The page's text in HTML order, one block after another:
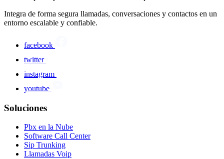
Integra de forma segura llamadas, conversaciones y contactos en un
entorno escalable y confiable.
facebook
twitter
instagram
youtube
Soluciones
Pbx en la Nube
Software Call Center
Sip Trunking
Llamadas Voip